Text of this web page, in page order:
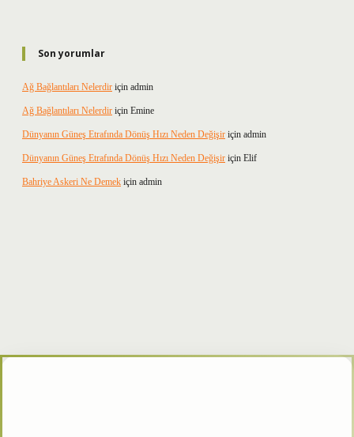
Son yorumlar
Ağ Bağlantıları Nelerdir için admin
Ağ Bağlantıları Nelerdir için Emine
Dünyanın Güneş Etrafında Dönüş Hızı Neden Değişir için admin
Dünyanın Güneş Etrafında Dönüş Hızı Neden Değişir için Elif
Bahriye Askeri Ne Demek için admin